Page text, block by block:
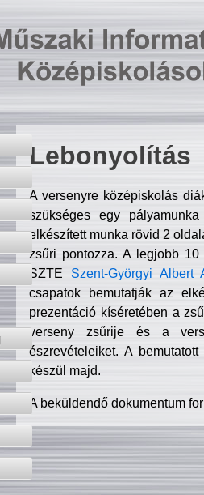
Lebonyolítás
A versenyre középiskolás
szükséges egy
elkészített munka rövid 2
zsűri pontozza. A legjobb
SZTE Szent-Györgyi Albert
csapatok bemutatják az
prezentáció kíséretében a
verseny zsűrije és a
észrevételeiket. A
készül majd.
A beküldendő dokumentum